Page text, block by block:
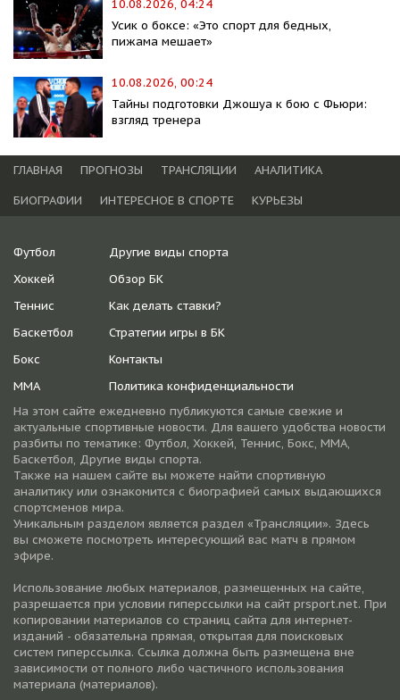
10.08.2026, 04:24
Усик о боксе: «Это спорт для бедных,
пижама мешает»
10.08.2026, 00:24
Тайны подготовки Джошуа к бою с Фьюри:
взгляд тренера
ГЛАВНАЯ ПРОГНОЗЫ ТРАНСЛЯЦИИ
АНАЛИТИКА
БИОГРАФИИ
ИНТЕРЕСНОЕ В СПОРТЕ КУРЬЕЗЫ
Футбол
Хоккей
Теннис
Баскетбол
Бокс
ММА
Другие виды спорта
Обзор БК
Как делать ставки?
Стратегии игры в БК
Контакты
Политика конфиденциальности
На этом сайте ежедневно публикуются самые свежие и
актуальные спортивные новости. Для вашего удобства новости
разбиты по тематике: Футбол, Хоккей, Теннис, Бокс, ММА,
Баскетбол, Другие виды спорта.
Также на нашем сайте вы можете найти спортивную
аналитику или ознакомится с биографией самых выдающихся
спортсменов мира.
Уникальным разделом является раздел «Трансляции». Здесь
вы сможете посмотреть интересующий вас матч в прямом
эфире.
Использование любых материалов, размещенных на сайте,
разрешается при условии гиперссылки на cайт prsport.net. При
копировании материалов со страниц сайта для интернет-
изданий - обязательна прямая, открытая для поисковых
систем гиперссылка. Ссылка должна быть размещена вне
зависимости от полного либо частичного использования
материала (материалов).